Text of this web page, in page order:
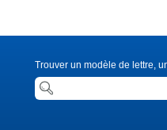
Trouver un modèle de lettre,